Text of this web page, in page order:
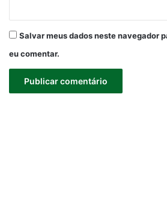
Salvar meus dados neste navegador
eu comentar.